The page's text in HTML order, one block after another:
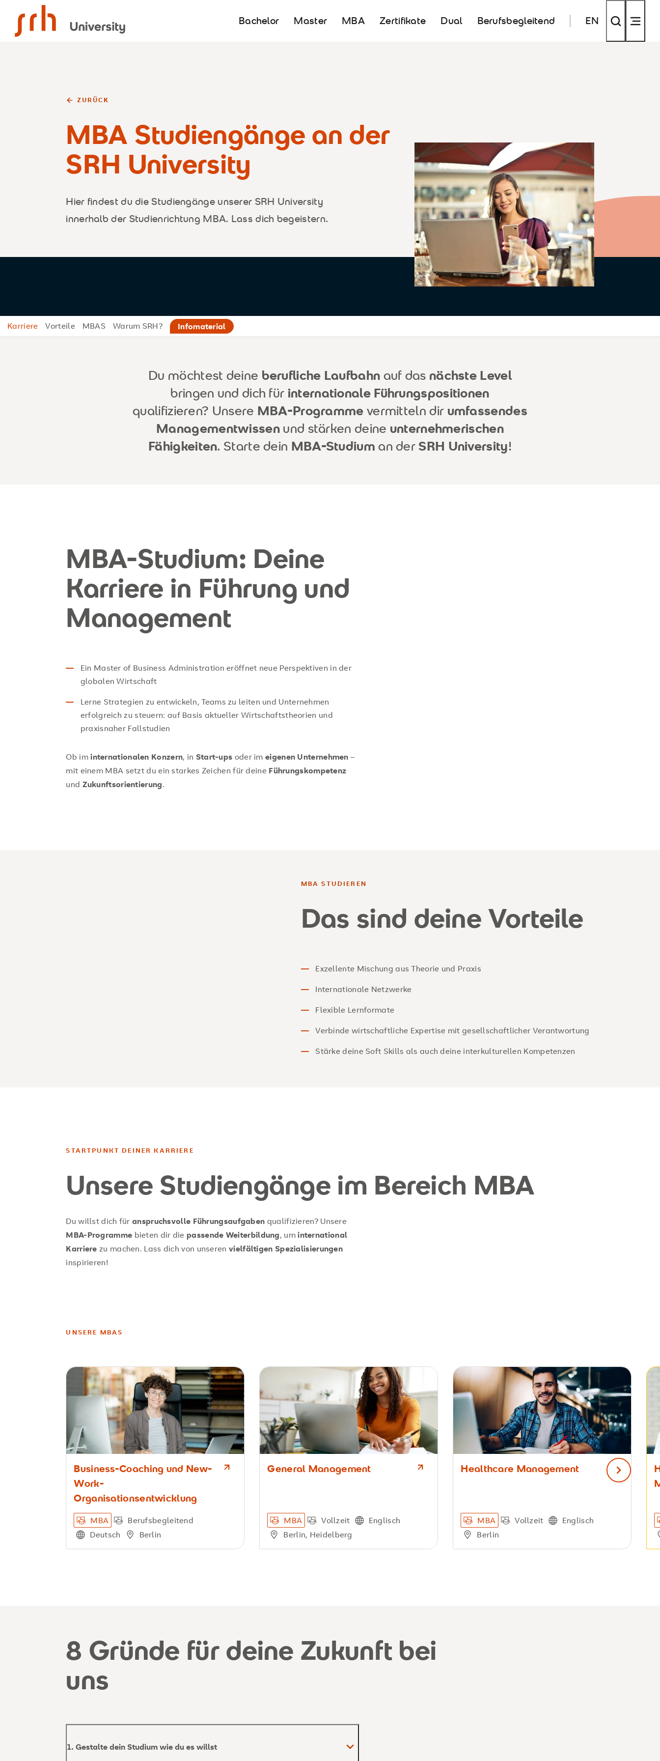
Bachelor Master MBA Zertifikate Dual Berufsbegleitend EN
ZURÜCK
MBA Studiengänge an der
SRH University
Hier findest du die Studiengänge unserer SRH University
innerhalb der Studienrichtung MBA. Lass dich begeistern.
Karriere Vorteile MBAS Warum SRH? Infomaterial
Du möchtest deine berufliche Laufbahn auf das nächste Level
bringen und dich für internationale Führungspositionen
qualifizieren? Unsere MBA-Programme vermitteln dir umfassendes
Managementwissen und stärken deine unternehmerischen
Fähigkeiten. Starte dein MBA-Studium an der SRH University!
MBA-Studium: Deine
Karriere in Führung und
Management
Ein Master of Business Administration eröffnet neue Perspektiven in der
globalen Wirtschaft
Lerne Strategien zu entwickeln, Teams zu leiten und Unternehmen
erfolgreich zu steuern: auf Basis aktueller Wirtschaftstheorien und
praxisnaher Fallstudien
Ob iminternationalen Konzern, in Start-ups oder imeigenen Unternehmen –
mit einem MBA setzt du ein starkes Zeichen für deine Führungskompetenz
und Zukunftsorientierung.
MBA STUDIEREN
Das sind deine Vorteile
Exzellente Mischung aus Theorie und Praxis
Internationale Netzwerke
Flexible Lernformate
Verbinde wirtschaftliche Expertise mit gesellschaftlicher Verantwortung
Stärke deine Soft Skills als auch deine interkulturellen Kompetenzen
STARTPUNKT DEINER KARRIERE
Unsere Studiengänge im Bereich MBA
Du willst dich füranspruchsvolle Führungsaufgaben qualifizieren? Unsere
MBA-Programme bieten dir diepassende Weiterbildung, uminternational
Karriere zu machen. Lass dich von unseren vielfältigen Spezialisierungen
inspirieren!
UNSERE MBAS
nächster
Business-Coaching und New-
Work-
Organisationsentwicklung
MBA
Berufsbegleitend
Deutsch
Berlin
General Management
MBA Vollzeit
Englisch
Berlin, Heidelberg
Healthcare Management
MBA Vollzeit
Englisch
Berlin
8 Gründe für deine Zukunft bei
uns
1. Gestalte dein Studium wie du es willst